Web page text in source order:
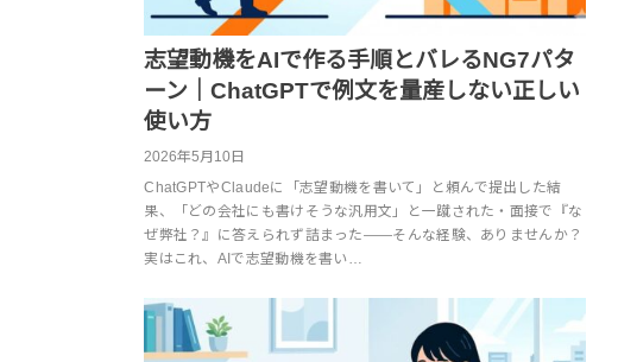
志望動機をAIで作る手順とバレるNG7パタ
ーン｜ChatGPTで例文を量産しない正しい
使い方
2026年5月10日
ChatGPTやClaudeに「志望動機を書いて」と頼んで提出した結
果、「どの会社にも書けそうな汎用文」と一蹴された・面接で『な
ぜ弊社？』に答えられず詰まった——そんな経験、ありませんか？
実はこれ、AIで志望動機を書い…